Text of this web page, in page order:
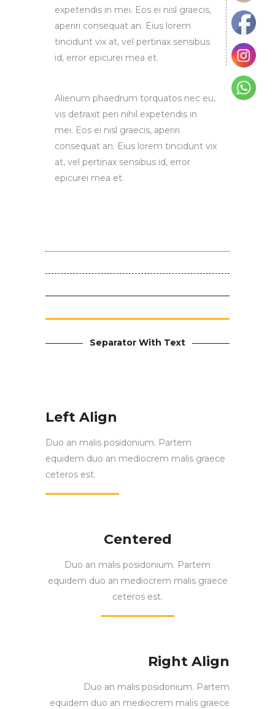
expetendis in mei. Eos ei nisl graecis,
aperiri consequat an. Eius lorem
tincidunt vix at, vel pertinax sensibus
id, error epicurei mea et.
Alienum phaedrum torquatos nec eu,
vis detraxit peri nihil expetendis in
mei. Eos ei nisl graecis, aperiri
consequat an. Eius lorem tincidunt vix
at, vel pertinax sensibus id, error
epicurei mea et.
Separator With Text
Left Align
Duo an malis posidonium. Partem
equidem duo an mediocrem malis graece
ceteros est.
Centered
Duo an malis posidonium. Partem
equidem duo an mediocrem malis graece
ceteros est.
Right Align
Duo an malis posidonium. Partem
equidem duo an mediocrem malis graece